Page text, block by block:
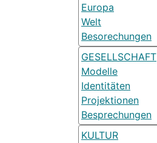
Europa
Welt
Besorechungen
GESELLSCHAFT
Modelle
Identitäten
Projektionen
Besprechungen
KULTUR